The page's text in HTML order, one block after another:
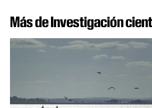
Más de Investigación